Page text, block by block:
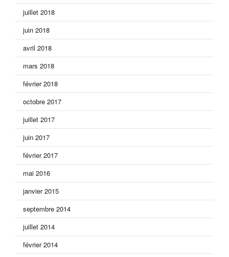
juillet 2018
juin 2018
avril 2018
mars 2018
février 2018
octobre 2017
juillet 2017
juin 2017
février 2017
mai 2016
janvier 2015
septembre 2014
juillet 2014
février 2014